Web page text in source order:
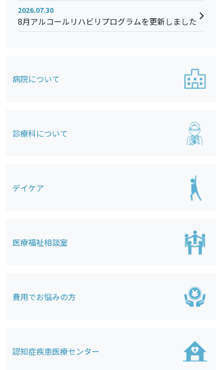
2026.07.30
8月アルコールリハビリプログラムを更新しました
病院について
診療科について
デイケア
医療福祉相談室
費用でお悩みの方
認知症疾患医療センター